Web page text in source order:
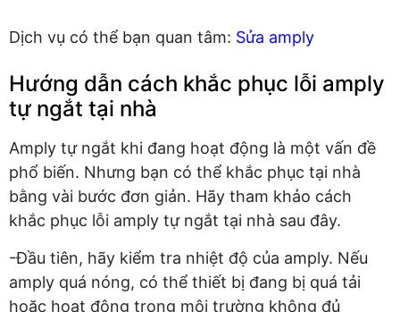
Dịch vụ có thể bạn quan tâm: Sửa amply
Hướng dẫn cách khắc phục lỗi amply
tự ngắt tại nhà
Amply tự ngắt khi đang hoạt động là một vấn đề
phổ biến. Nhưng bạn có thể khắc phục tại nhà
bằng vài bước đơn giản. Hãy tham khảo cách
khắc phục lỗi amply tự ngắt tại nhà sau đây.
-Đầu tiên, hãy kiểm tra nhiệt độ của amply. Nếu
amply quá nóng, có thể thiết bị đang bị quá tải
hoặc hoạt động trong môi trường không đủ